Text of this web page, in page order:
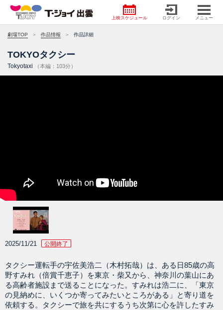
上映スケジュール ログイン メニュー
劇場TOP 作品情報 作品詳細
TOKYOタクシー
Tokyotaxi （本編：103分）
2025/11/21 公開終了
タクシー運転手の宇佐美浩二（木村拓哉）は、ある日85歳の高
野すみれ（倍賞千恵子）を東京・柴又から、神奈川の葉山にあ
る高齢者施設まで送ることになった。すみれは浩二に、「東京
の見納めに、いくつか寄ってみたいところがある」と寄り道を
依頼する。タクシーで旅を共にするうち次第に心を許したすみ